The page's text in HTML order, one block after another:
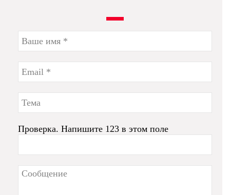
Проверка. Напишите 123 в этом поле